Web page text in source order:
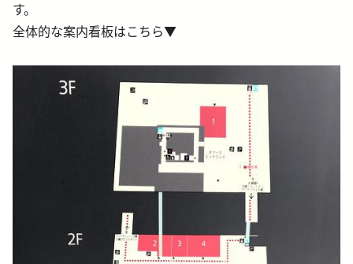
す。
全体的な案内看板はこちら▼